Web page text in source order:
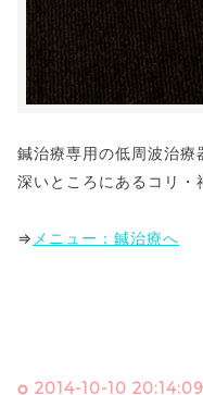
鍼治療専用の低周波治療
深いところにあるコリ・
⇒ メニュー：鍼治療へ
2014-10-10 20:14:09